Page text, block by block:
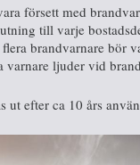
försett med
till varje
brandvarnare bör
varnare ljuder vid
ut efter ca 10 års